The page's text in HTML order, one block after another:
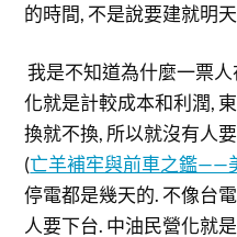
的時間, 不是說要建就明
我是不知道為什麼一票
化就是計較成本和利潤,
換就不換, 所以就沒有人
(亡羊補牢與前車之鑑——
停電都是幾天的. 不像台
人要下台. 中油民營化就